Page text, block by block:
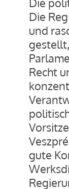
Die
und
Recht
gute